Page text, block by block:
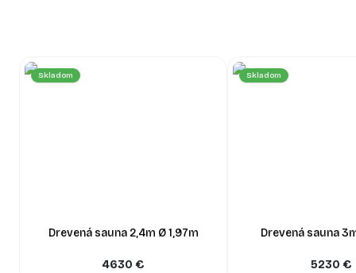
Skladom
Drevená sauna 2,4m Ø 1,97m
4630 €
Skladom
Drevená sauna
5230 €